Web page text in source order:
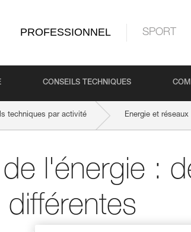
PROFESSIONNEL SPORT
CONSEILS TECHNIQUES
techniques par activité Energie et réseaux
l'énergie :